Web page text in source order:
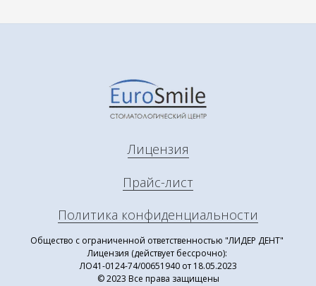
Лицензия
Прайс-лист
Политика конфиденциальности
Общество с ограниченной ответственностью "ЛИДЕР ДЕНТ"
Лицензия (действует бессрочно):
ЛО41-0124-74/00651940 от 18.05.2023
© 2023 Все права защищены